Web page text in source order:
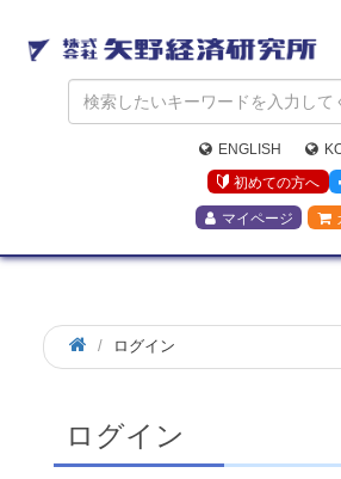
矢
野
経
済
研
究
所
ENGLISH
初めての方へ
マイページ
ログイン
ログイン